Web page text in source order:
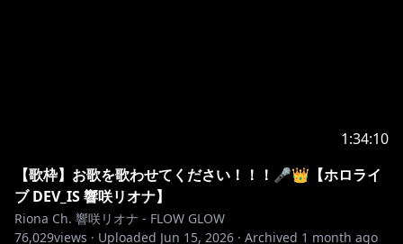
1:34:10
【歌枠】お歌を歌わせてください！！！🎤👑【ホロライ
ブ DEV_IS 響咲リオナ】
Riona Ch. 響咲リオナ - FLOW GLOW
76,029views · Uploaded Jun 15, 2026 · Archived 1 month ago